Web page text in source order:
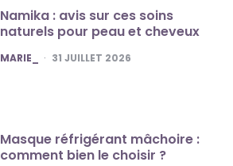
Namika : avis sur ces soins
naturels pour peau et cheveux
POSTED
MARIE_ 31 JUILLET 2026
Masque réfrigérant mâchoire :
comment bien le choisir ?